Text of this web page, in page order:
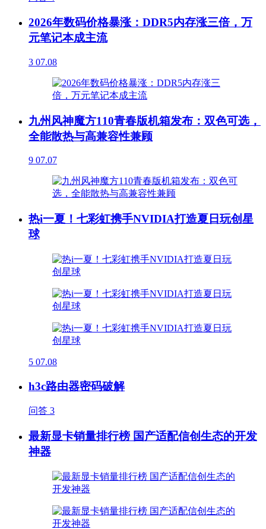
2026年数码价格暴涨：DDR5内存涨三倍，万
元笔记本成主流
3 07.08
九州风神魔方110青春版机箱发布：双色可选，
全能散热与高兼容性兼顾
9 07.07
热i一夏！七彩虹携手NVIDIA打造夏日玩创星
球
5 07.08
h3c路由器密码破解
问答 3
最新显卡销量排行榜 国产适配信创生态的开发
神器